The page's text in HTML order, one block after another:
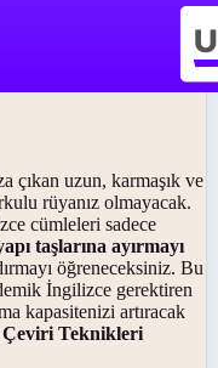
çıkan uzun, karmaşık ve
rüyanız olmayacak.
cümleleri sadece
taşlarına ayırmayı
öğreneceksiniz. Bu
İngilizce gerektiren
kapasitenizi artıracak
Çeviri Teknikleri